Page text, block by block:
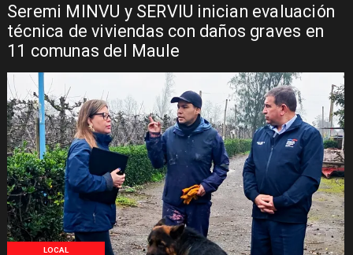
Seremi MINVU y SERVIU inician evaluación
técnica de viviendas con daños graves en
11 comunas del Maule
LOCAL